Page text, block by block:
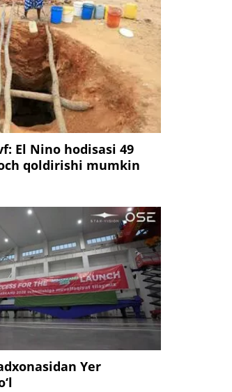
El Nino hodisasi 49
qoldirishi mumkin
Yer